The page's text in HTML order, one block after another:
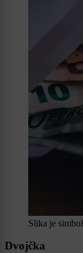
Slika je
Dvojčka